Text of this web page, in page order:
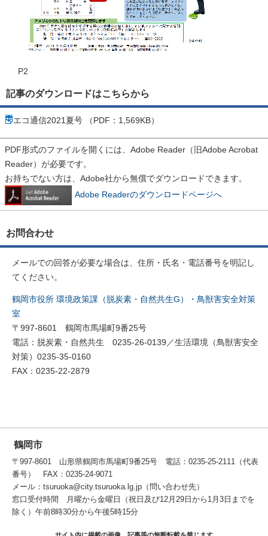
P2
記事のダウンロードはこちらから
エコ通信2021夏号 （PDF：1,569KB）
PDF形式のファイルを開くには、Adobe Reader（旧Adobe Acrobat
Reader）が必要です。
お持ちでない方は、Adobe社から無償でダウンロードできます。
Adobe Readerのダウンロードページへ
お問合わせ
メールでの回答が必要な場合は、住所・氏名・電話番号を明記し
てください。
鶴岡市役所 環境政策課（脱炭素・自然共生G）・鳥獣害安全対策
室
〒997-8601 鶴岡市馬場町9番25号
電話：脱炭素・自然共生 0235-26-0139／生活環境（鳥獣害安全
対策）0235-35-0160
FAX：0235-22-2879
鶴岡市
〒997-8601 山形県鶴岡市馬場町9番25号 電話：0235-25-2111（代表
番号） FAX：0235-24-9071
メール：tsuruoka@city.tsuruoka.lg.jp（問い合わせ先）
窓口受付時間 月曜から金曜日（祝日及び12月29日から1月3日までを
除く）午前8時30分から午後5時15分